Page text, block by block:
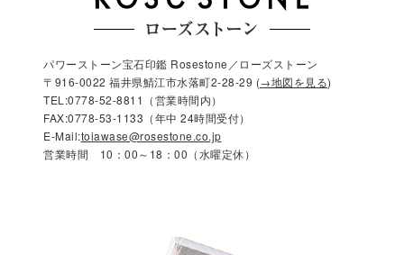
パワーストーン宝石印鑑 Rosestone／ローズストーン
〒916-0022 福井県鯖江市水落町2-28-29 (→地図を見る)
TEL:0778-52-8811（営業時間内）
FAX:0778-53-1133（年中 24時間受付）
E-Mail:toiawase@rosestone.co.jp
営業時間 10：00～18：00（水曜定休）